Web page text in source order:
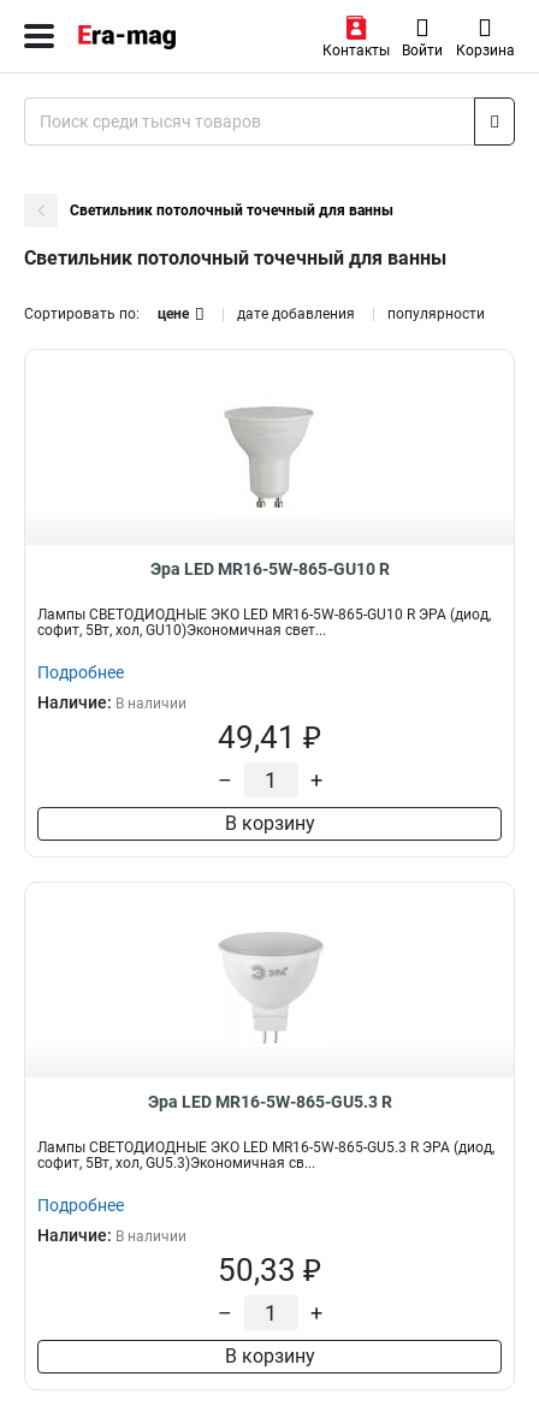
Контакты Войти Корзина
Светильник потолочный точечный для ванны
Светильник потолочный точечный для ванны
Сортировать по: цене дате добавления популярности
Эра LED MR16-5W-865-GU10 R
Лампы СВЕТОДИОДНЫЕ ЭКО LED MR16-5W-865-GU10 R ЭРА (диод,
софит, 5Вт, хол, GU10)Экономичная свет...
Подробнее
Наличие: В наличии
49,41 ₽
– +
В корзину
Эра LED MR16-5W-865-GU5.3 R
Лампы СВЕТОДИОДНЫЕ ЭКО LED MR16-5W-865-GU5.3 R ЭРА (диод,
софит, 5Вт, хол, GU5.3)Экономичная св...
Подробнее
Наличие: В наличии
50,33 ₽
– +
В корзину